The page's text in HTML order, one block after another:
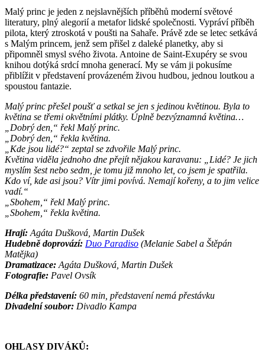
Malý princ je jeden z nejslavnějších příběhů moderní světové
literatury, plný alegorií a metafor lidské společnosti. Vypráví příběh
pilota, který ztroskotá v poušti na Sahaře. Právě zde se letec setkává
s Malým princem, jenž sem přišel z daleké planetky, aby si
připomněl smysl svého života. Antoine de Saint-Exupéry se svou
knihou dotýká srdcí mnoha generací. My se vám ji pokusíme
přiblížit v představení provázeném živou hudbou, jednou loutkou a
spoustou fantazie.
Malý princ přešel poušť a setkal se jen s jedinou květinou. Byla to
květina se třemi okvětními plátky. Úplně bezvýznamná květina…
„Dobrý den,“ řekl Malý princ.
„Dobrý den,“ řekla květina.
„Kde jsou lidé?“ zeptal se zdvořile Malý princ.
Květina viděla jednoho dne přejít nějakou karavanu: „Lidé? Je jich
myslím šest nebo sedm, je tomu již mnoho let, co jsem je spatřila.
Kdo ví, kde asi jsou? Vítr jimi povívá. Nemají kořeny, a to jim velice
vadí.“
„Sbohem,“ řekl Malý princ.
„Sbohem,“ řekla květina.
Hrají: Agáta Dušková, Martin Dušek
Hudebně doprovází: Duo Paradiso (Melanie Sabel a Štěpán
Matějka)
Dramatizace: Agáta Dušková, Martin Dušek
Fotografie: Pavel Ovsík
Délka představení: 60 min, představení nemá přestávku
Divadelní soubor: Divadlo Kampa
OHLASY DIVÁKŮ: